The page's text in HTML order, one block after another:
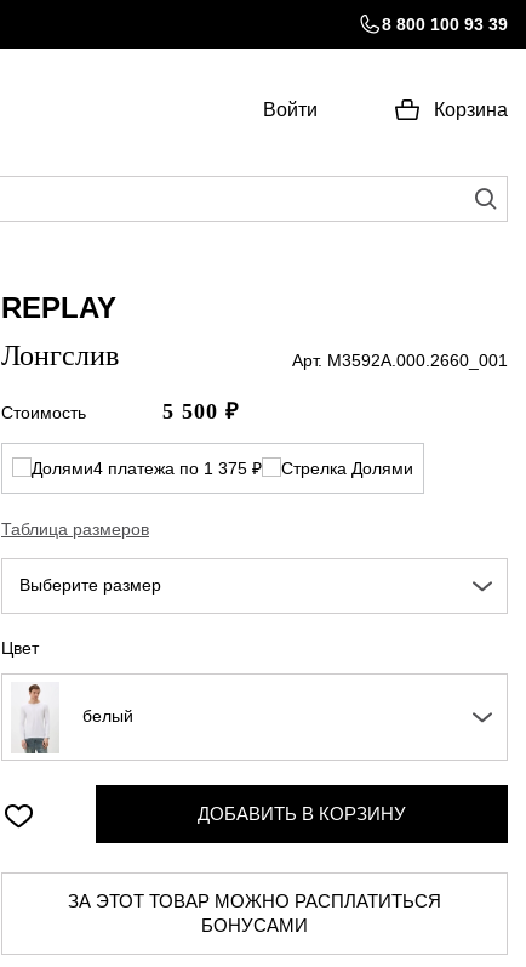
8 800 100 93 39
Войти Корзина
REPLAY
Лонгслив Арт. M3592A.000.2660_001
Стоимость 5 500 ₽
4 платежа по 1 375 ₽
Таблица размеров
Выберите размер
Цвет
белый
ДОБАВИТЬ В КОРЗИНУ
ЗА ЭТОТ ТОВАР МОЖНО РАСПЛАТИТЬСЯ
БОНУСАМИ